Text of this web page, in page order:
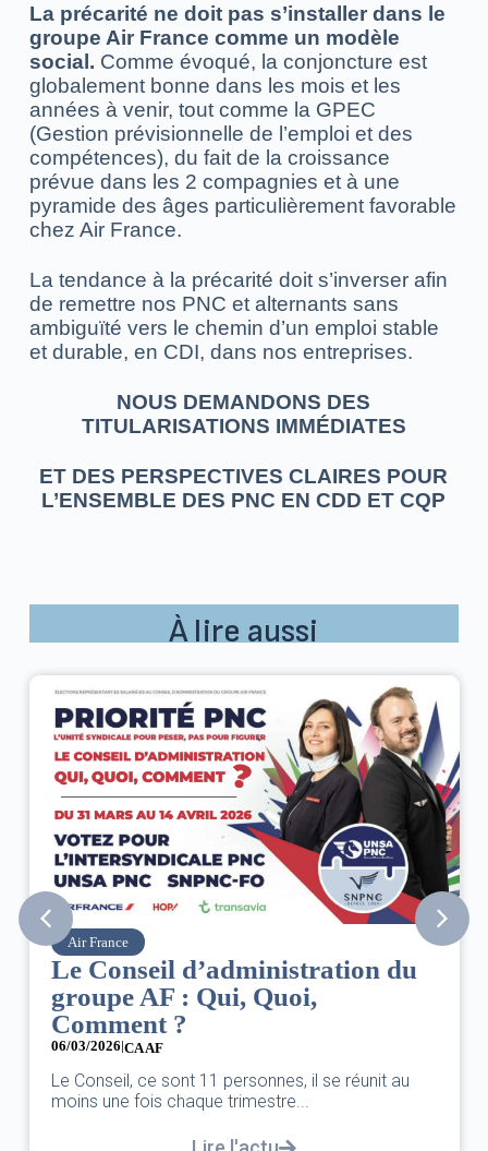
La précarité ne doit pas s’installer dans le
groupe Air France comme un modèle
social. Comme évoqué, la conjoncture est
globalement bonne dans les mois et les
années à venir, tout comme la GPEC
(Gestion prévisionnelle de l’emploi et des
compétences), du fait de la croissance
prévue dans les 2 compagnies et à une
pyramide des âges particulièrement favorable
chez Air France.
La tendance à la précarité doit s’inverser afin
de remettre nos PNC et alternants sans
ambiguïté vers le chemin d’un emploi stable
et durable, en CDI, dans nos entreprises.
NOUS DEMANDONS DES
TITULARISATIONS IMMÉDIATES
ET DES PERSPECTIVES CLAIRES POUR
L’ENSEMBLE DES PNC EN CDD ET CQP
À lire aussi
Air France
Le Conseil d’administration du
groupe AF : Qui, Quoi,
Comment ?
06/03/2026|CA AF
Le Conseil, ce sont 11 personnes, il se réunit au
moins une fois chaque trimestre...